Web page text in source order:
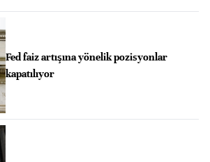
Fed faiz artışına yönelik pozisyonlar
kapatılıyor